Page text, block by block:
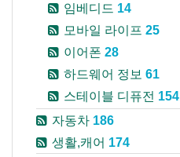
임베디드 14
모바일 라이프 25
이어폰 28
하드웨어 정보 61
스테이블 디퓨전 154
자동차 186
생활,캐어 174